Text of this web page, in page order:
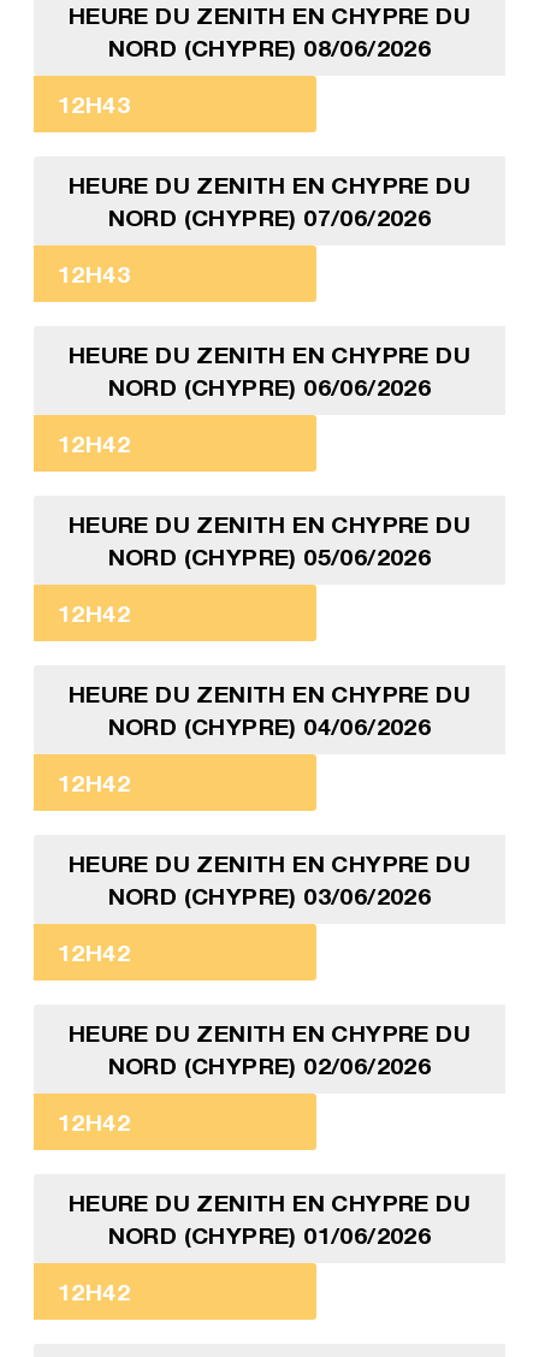
HEURE DU ZENITH EN CHYPRE DU
NORD (CHYPRE) 08/06/2026
12H43
HEURE DU ZENITH EN CHYPRE DU
NORD (CHYPRE) 07/06/2026
12H43
HEURE DU ZENITH EN CHYPRE DU
NORD (CHYPRE) 06/06/2026
12H42
HEURE DU ZENITH EN CHYPRE DU
NORD (CHYPRE) 05/06/2026
12H42
HEURE DU ZENITH EN CHYPRE DU
NORD (CHYPRE) 04/06/2026
12H42
HEURE DU ZENITH EN CHYPRE DU
NORD (CHYPRE) 03/06/2026
12H42
HEURE DU ZENITH EN CHYPRE DU
NORD (CHYPRE) 02/06/2026
12H42
HEURE DU ZENITH EN CHYPRE DU
NORD (CHYPRE) 01/06/2026
12H42